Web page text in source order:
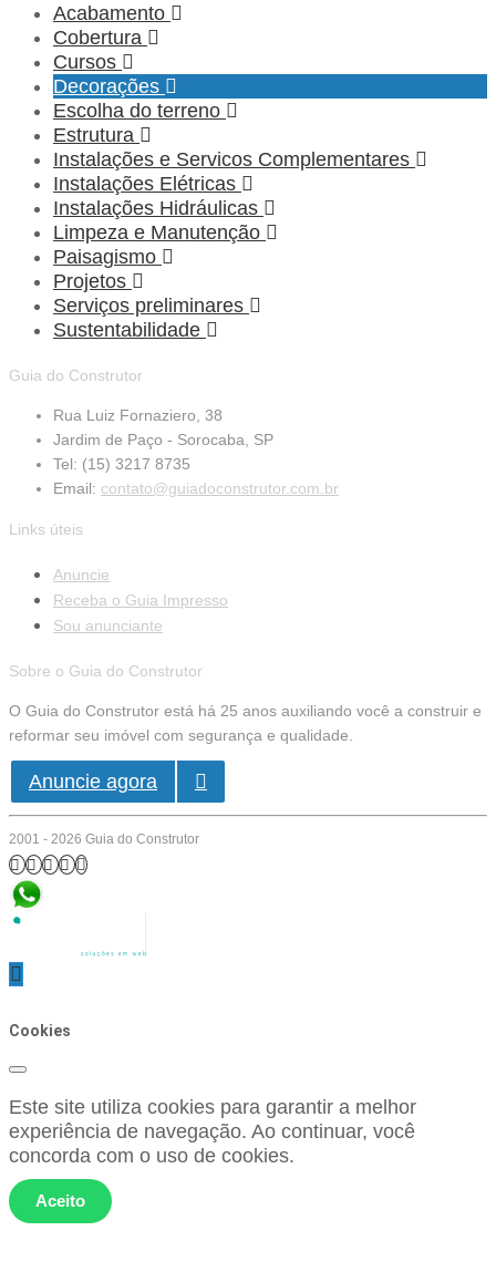
Acabamento
Cobertura
Cursos
Decorações
Escolha do terreno
Estrutura
Instalações e Servicos Complementares
Instalações Elétricas
Instalações Hidráulicas
Limpeza e Manutenção
Paisagismo
Projetos
Serviços preliminares
Sustentabilidade
Guia do Construtor
Rua Luiz Fornaziero, 38
Jardim de Paço - Sorocaba, SP
Tel: (15) 3217 8735
Email: contato@guiadoconstrutor.com.br
Links úteis
Anuncie
Receba o Guia Impresso
Sou anunciante
Sobre o Guia do Construtor
O Guia do Construtor está há 25 anos auxiliando você a construir e
reformar seu imóvel com segurança e qualidade.
Anuncie agora
2001 - 2026 Guia do Construtor
Cookies
Este site utiliza cookies para garantir a melhor
experiência de navegação. Ao continuar, você
concorda com o uso de cookies.
Aceito